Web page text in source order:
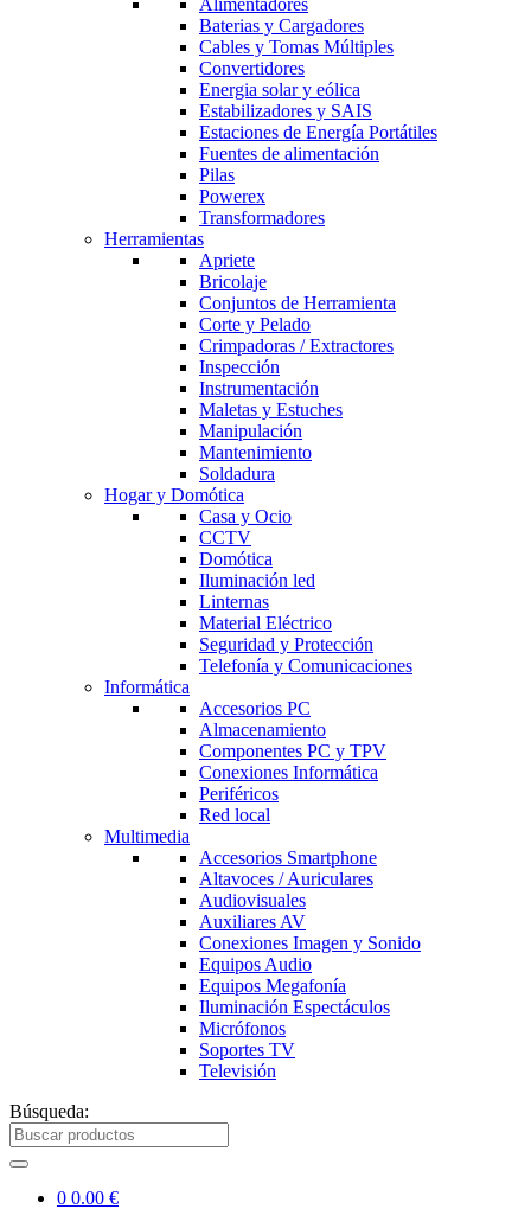
Alimentadores
Baterias y Cargadores
Cables y Tomas Múltiples
Convertidores
Energia solar y eólica
Estabilizadores y SAIS
Estaciones de Energía Portátiles
Fuentes de alimentación
Pilas
Powerex
Transformadores
Herramientas
Apriete
Bricolaje
Conjuntos de Herramienta
Corte y Pelado
Crimpadoras / Extractores
Inspección
Instrumentación
Maletas y Estuches
Manipulación
Mantenimiento
Soldadura
Hogar y Domótica
Casa y Ocio
CCTV
Domótica
Iluminación led
Linternas
Material Eléctrico
Seguridad y Protección
Telefonía y Comunicaciones
Informática
Accesorios PC
Almacenamiento
Componentes PC y TPV
Conexiones Informática
Periféricos
Red local
Multimedia
Accesorios Smartphone
Altavoces / Auriculares
Audiovisuales
Auxiliares AV
Conexiones Imagen y Sonido
Equipos Audio
Equipos Megafonía
Iluminación Espectáculos
Micrófonos
Soportes TV
Televisión
Búsqueda:
0 0.00 €